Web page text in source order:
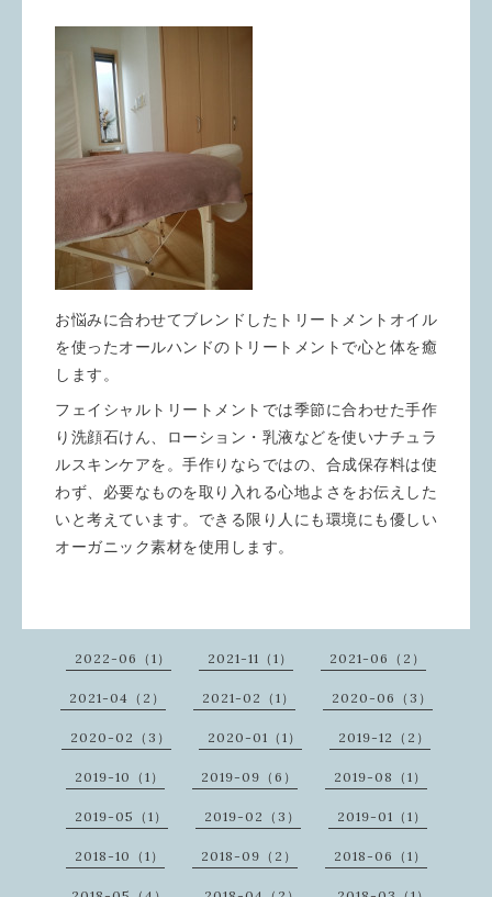
お悩みに合わせてブレンドしたトリートメントオイル
を使ったオールハンドのトリートメントで心と体を癒
します。
フェイシャルトリートメントでは季節に合わせた手作
り洗顔石けん、ローション・乳液などを使いナチュラ
ルスキンケアを。手作りならではの、合成保存料は使
わず、必要なものを取り入れる心地よさをお伝えした
いと考えています。できる限り人にも環境にも優しい
オーガニック素材を使用します。
2022-06（1） 2021-11（1） 2021-06（2）
2021-04（2） 2021-02（1） 2020-06（3）
2020-02（3） 2020-01（1） 2019-12（2）
2019-10（1） 2019-09（6） 2019-08（1）
2019-05（1） 2019-02（3） 2019-01（1）
2018-10（1） 2018-09（2） 2018-06（1）